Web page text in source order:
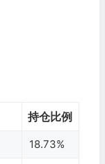
持仓比例
18.73%